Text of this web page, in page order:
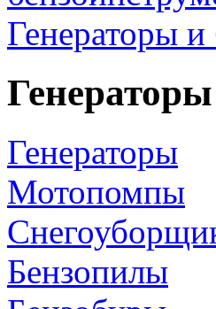
Генераторы и
Генераторы
Мотопомпы
Бензопилы